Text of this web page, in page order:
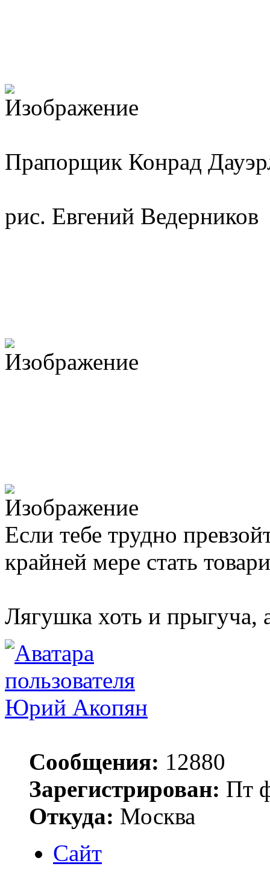
Прапорщик Конрад
рис. Евгений Ведерников
Если тебе трудно
крайней мере стать
Лягушка хоть и прыгуча,
Юрий Акопян
Сообщения: 12880
Зарегистрирован: Пт
Откуда: Москва
Сайт